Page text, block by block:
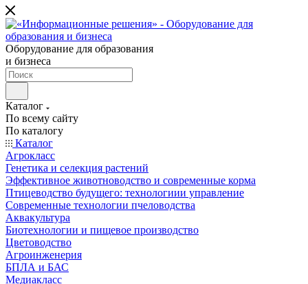
Оборудование для образования
и бизнеса
Каталог
По всему сайту
По каталогу
Каталог
Агрокласс
Генетика и селекция растений
Эффективное животноводство и современные корма
Птицеводство будущего: технологиии управление
Современные технологии пчеловодства
Аквакультура
Биотехнологии и пищевое производство
Цветоводство
Агроинженерия
БПЛА и БАС
Медиакласс